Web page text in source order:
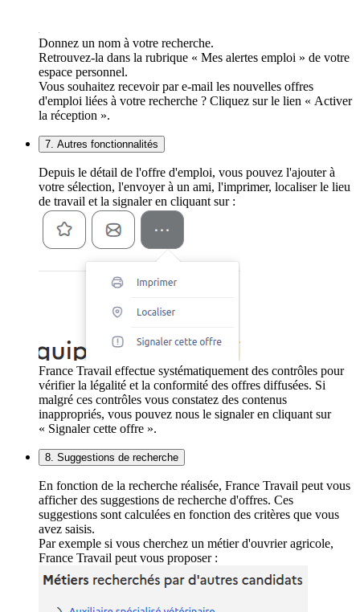
Donnez un nom à votre recherche.
Retrouvez-la dans la rubrique « Mes alertes emploi » de votre
espace personnel.
Vous souhaitez recevoir par e-mail les nouvelles offres
d'emploi liées à votre recherche ? Cliquez sur le lien « Activer
la réception ».
7. Autres fonctionnalités
Depuis le détail de l'offre d'emploi, vous pouvez l'ajouter à
votre sélection, l'envoyer à un ami, l'imprimer, localiser le lieu
de travail et la signaler en cliquant sur :
France Travail effectue systématiquement des contrôles pour
vérifier la légalité et la conformité des offres diffusées. Si
malgré ces contrôles vous constatez des contenus
inappropriés, vous pouvez nous le signaler en cliquant sur
« Signaler cette offre ».
8. Suggestions de recherche
En fonction de la recherche réalisée, France Travail peut vous
afficher des suggestions de recherche d'offres. Ces
suggestions sont calculées en fonction des critères que vous
avez saisis.
Par exemple si vous cherchez un métier d'ouvrier agricole,
France Travail peut vous proposer :